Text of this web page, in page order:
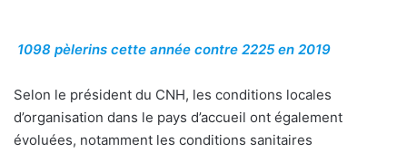
1098 pèlerins cette année contre 2225 en 2019
Selon le président du CNH, les conditions locales
d’organisation dans le pays d’accueil ont également
évoluées, notamment les conditions sanitaires